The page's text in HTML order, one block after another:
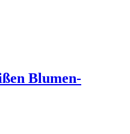
Blumen-